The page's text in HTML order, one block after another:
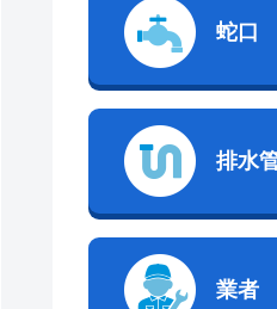
蛇口
排水
業者